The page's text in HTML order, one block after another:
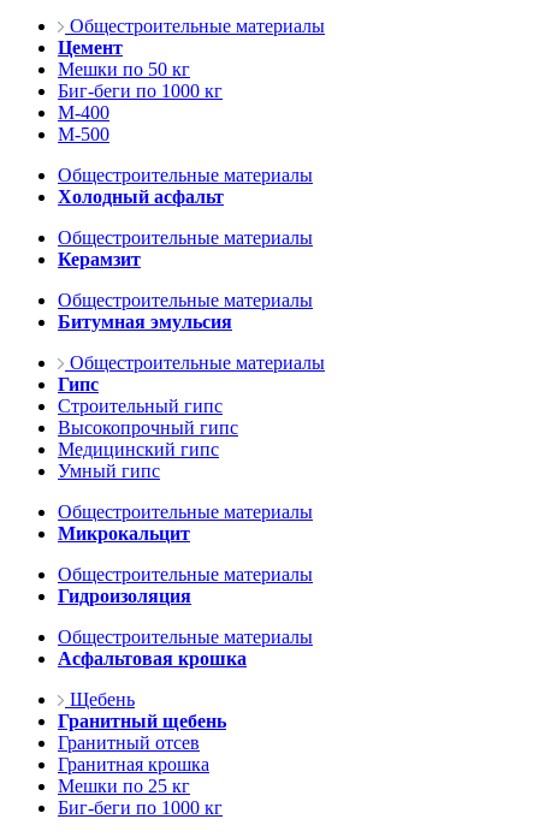
Общестроительные материалы
Цемент
Мешки по 50 кг
Биг-беги по 1000 кг
М-400
М-500
Общестроительные материалы
Холодный асфальт
Общестроительные материалы
Керамзит
Общестроительные материалы
Битумная эмульсия
Общестроительные материалы
Гипс
Строительный гипс
Высокопрочный гипс
Медицинский гипс
Умный гипс
Общестроительные материалы
Микрокальцит
Общестроительные материалы
Гидроизоляция
Общестроительные материалы
Асфальтовая крошка
Щебень
Гранитный щебень
Гранитный отсев
Гранитная крошка
Мешки по 25 кг
Биг-беги по 1000 кг